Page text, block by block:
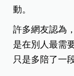
動。
許多網友認為
是在別人最需
只是多陪了一